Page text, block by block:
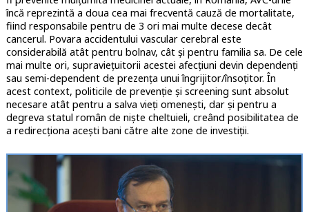
încă reprezintă a doua cea mai frecventă cauză de mortalitate,
fiind responsabile pentru de 3 ori mai multe decese decât
cancerul. Povara accidentului vascular cerebral este
considerabilă atât pentru bolnav, cât și pentru familia sa. De cele
mai multe ori, supraviețuitorii acestei afecțiuni devin dependenți
sau semi-dependent de prezența unui îngrijitor/însoțitor. În
acest context, politicile de prevenție și screening sunt absolut
necesare atât pentru a salva vieți omenești, dar și pentru a
degreva statul român de niște cheltuieli, creând posibilitatea de
a redirecționa acești bani către alte zone de investiții.